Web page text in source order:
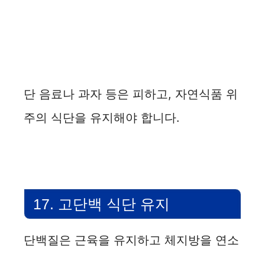
단 음료나 과자 등은 피하고, 자연식품 위
주의 식단을 유지해야 합니다.
17. 고단백 식단 유지
단백질은 근육을 유지하고 체지방을 연소